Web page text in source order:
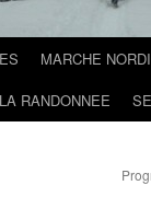
MARCHE
RANDONNEE